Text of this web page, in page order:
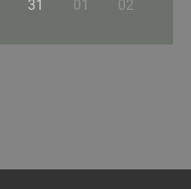
31 01 02